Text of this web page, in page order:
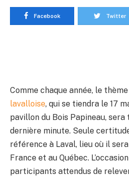
Facebook Twitter
Comme chaque année, le
lavalloise, qui se tiendra le 17
pavillon du Bois Papineau, sera
dernière minute. Seule
référence à Laval, lieu où il
France et au Québec.
participants attendus de